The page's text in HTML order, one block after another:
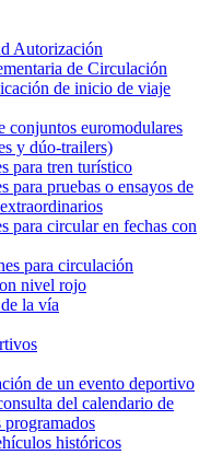
Autorización
de Circulación
de inicio de viaje
conjuntos euromodulares
y dúo-trailers)
para tren turístico
para pruebas o ensayos de
para circular en fechas con
para circulación
nivel rojo
la vía
de un evento deportivo
del calendario de
programados
históricos